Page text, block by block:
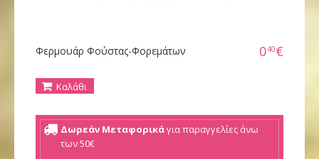
Φερμουάρ Φούστας-Φορεμάτων 040€
Καλάθι
Δωρεάν Μεταφορικάγια παραγγελίες άνω
των 50€